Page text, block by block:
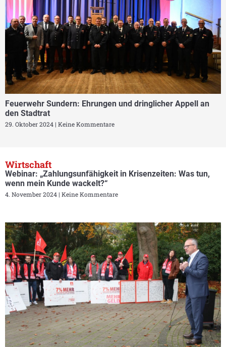
Feuerwehr Sundern: Ehrungen und dringlicher Appell an
den Stadtrat
29. Oktober 2024 Keine Kommentare
Wirtschaft
Webinar: „Zahlungsunfähigkeit in Krisenzeiten: Was tun,
wenn mein Kunde wackelt?“
4. November 2024 Keine Kommentare